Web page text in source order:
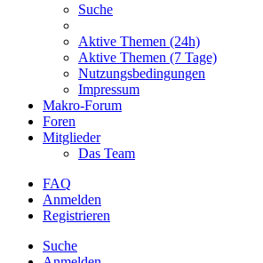
Suche
Aktive Themen (24h)
Aktive Themen (7 Tage)
Nutzungsbedingungen
Impressum
Makro-Forum
Foren
Mitglieder
Das Team
FAQ
Anmelden
Registrieren
Suche